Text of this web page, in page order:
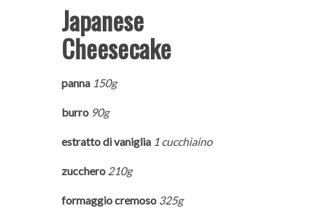
Japanese
Cheesecake
panna 150g
burro 90g
estratto di vaniglia 1 cucchiaino
zucchero 210g
formaggio cremoso 325g